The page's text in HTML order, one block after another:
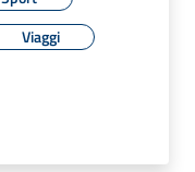
Viaggi